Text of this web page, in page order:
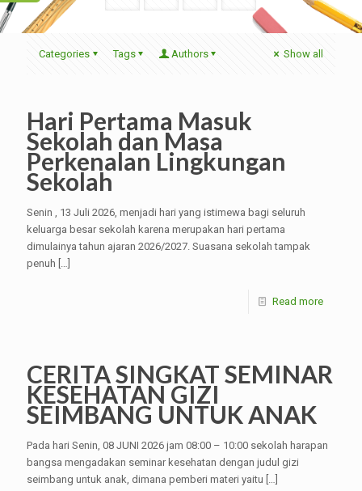
Categories Tags Authors Show all
Hari Pertama Masuk
Sekolah dan Masa
Perkenalan Lingkungan
Sekolah
Senin , 13 Juli 2026, menjadi hari yang istimewa bagi seluruh
keluarga besar sekolah karena merupakan hari pertama
dimulainya tahun ajaran 2026/2027. Suasana sekolah tampak
penuh […]
Read more
CERITA SINGKAT SEMINAR
KESEHATAN GIZI
SEIMBANG UNTUK ANAK
Pada hari Senin, 08 JUNI 2026 jam 08:00 – 10:00 sekolah harapan
bangsa mengadakan seminar kesehatan dengan judul gizi
seimbang untuk anak, dimana pemberi materi yaitu […]